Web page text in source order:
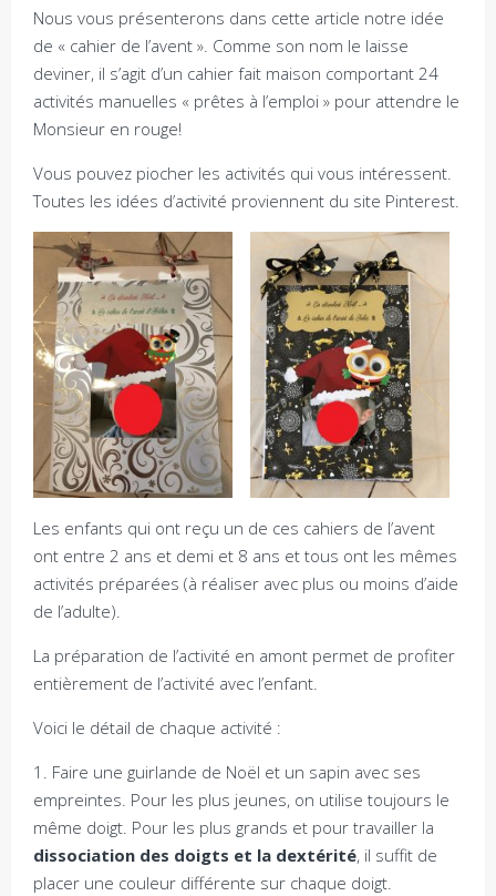
Nous vous présenterons dans cette article notre idée
de « cahier de l’avent ». Comme son nom le laisse
deviner, il s’agit d’un cahier fait maison comportant 24
activités manuelles « prêtes à l’emploi » pour attendre le
Monsieur en rouge!
Vous pouvez piocher les activités qui vous intéressent.
Toutes les idées d’activité proviennent du site Pinterest.
Les enfants qui ont reçu un de ces cahiers de l’avent
ont entre 2 ans et demi et 8 ans et tous ont les mêmes
activités préparées (à réaliser avec plus ou moins d’aide
de l’adulte).
La préparation de l’activité en amont permet de profiter
entièrement de l’activité avec l’enfant.
Voici le détail de chaque activité :
1. Faire une guirlande de Noël et un sapin avec ses
empreintes. Pour les plus jeunes, on utilise toujours le
même doigt. Pour les plus grands et pour travailler la
dissociation des doigts et la dextérité, il suffit de
placer une couleur différente sur chaque doigt.